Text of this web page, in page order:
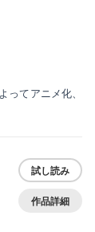
てアニメ化、
試し読み
作品詳細